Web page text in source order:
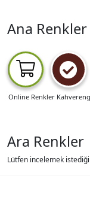
Ana Renkler
Online Renkler
Ara Renkler
Lütfen incelemek